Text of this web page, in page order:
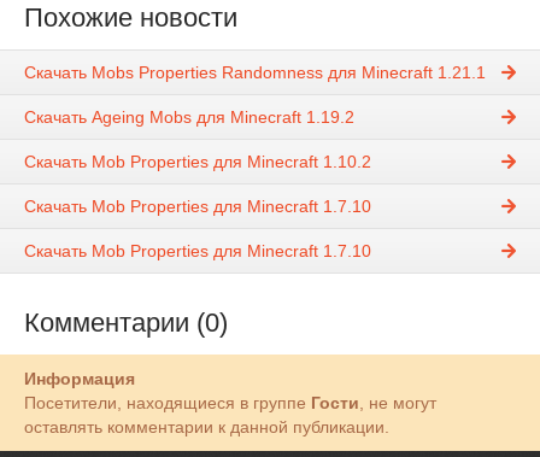
Похожие новости
Скачать Mobs Properties Randomness для Minecraft 1.21.1
Скачать Ageing Mobs для Minecraft 1.19.2
Скачать Mob Properties для Minecraft 1.10.2
Скачать Mob Properties для Minecraft 1.7.10
Скачать Mob Properties для Minecraft 1.7.10
Комментарии (0)
Информация
Посетители, находящиеся в группе Гости, не могут
оставлять комментарии к данной публикации.